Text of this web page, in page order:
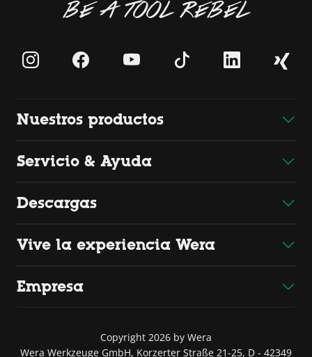
BE A TOOL REBEL
Nuestros productos
Servicio & Ayuda
Descargas
Vive la experiencia Wera
Empresa
Copyright 2026 by Wera
Wera Werkzeuge GmbH, Korzerter Straße 21-25, D - 42349